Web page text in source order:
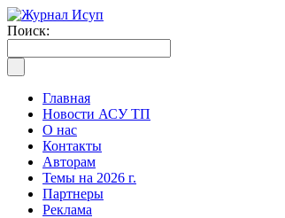
Поиск:
Главная
Новости АСУ ТП
О нас
Контакты
Авторам
Темы на 2026 г.
Партнеры
Реклама